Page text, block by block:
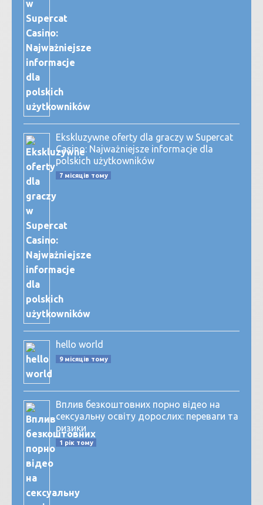
Ekskluzywne oferty dla graczy w Supercat
Casino: Najważniejsze informacje dla
polskich użytkowników
7 місяців тому
hello world
9 місяців тому
Вплив безкоштовних порно відео на
сексуальну освіту дорослих: переваги та
ризики
1 рік тому